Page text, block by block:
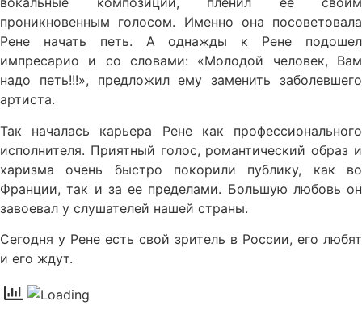
проникновенным голосом. Именно она посоветовала
Рене начать петь. А однажды к Рене подошел
импресарио и со словами: «Молодой человек, Вам
надо петь!!!», предложил ему заменить заболевшего
артиста.
Так началась карьера Рене как профессионального
исполнителя. Приятный голос, романтический образ и
харизма очень быстро покорили публику, как во
Франции, так и за ее пределами. Большую любовь он
завоевал у слушателей нашей страны.
Сегодня у Рене есть свой зритель в России, его любят
и его ждут.